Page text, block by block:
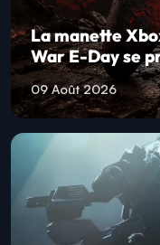
La manette
War E-Day se
09 Août 2026